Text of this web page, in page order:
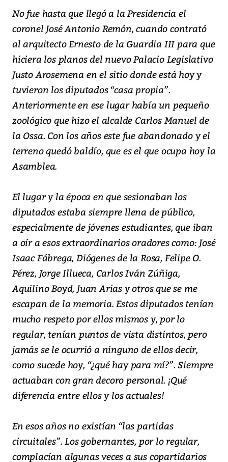
No fue hasta que llegó a la Presidencia el
coronel José Antonio Remón, cuando contrató
al arquitecto Ernesto de la Guardia III para que
hiciera los planos del nuevo Palacio Legislativo
Justo Arosemena en el sitio donde está hoy y
tuvieron los diputados “casa propia”.
Anteriormente en ese lugar había un pequeño
zoológico que hizo el alcalde Carlos Manuel de
la Ossa. Con los años este fue abandonado y el
terreno quedó baldío, que es el que ocupa hoy la
Asamblea.
El lugar y la época en que sesionaban los
diputados estaba siempre llena de público,
especialmente de jóvenes estudiantes, que iban
a oír a esos extraordinarios oradores como: José
Isaac Fábrega, Diógenes de la Rosa, Felipe O.
Pérez, Jorge Illueca, Carlos Iván Zúñiga,
Aquilino Boyd, Juan Arias y otros que se me
escapan de la memoria. Estos diputados tenían
mucho respeto por ellos mismos y, por lo
regular, tenían puntos de vista distintos, pero
jamás se le ocurrió a ninguno de ellos decir,
como sucede hoy, “¿qué hay para mí?”. Siempre
actuaban con gran decoro personal. ¡Qué
diferencia entre ellos y los actuales!
En esos años no existían “las partidas
circuitales”. Los gobernantes, por lo regular,
complacían algunas veces a sus copartidarios